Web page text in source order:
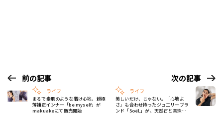
前の記事
ライフ
まるで素肌のような着け心地、超極
薄補正インナー「be myself」が
makuakeにて販売開始
次の記事
ライフ
美しいだけ、じゃない。「⼼地よ
さ」も合わせ持ったジュエリーブラ
ンド「SoëL」が、天然⽯と真珠を